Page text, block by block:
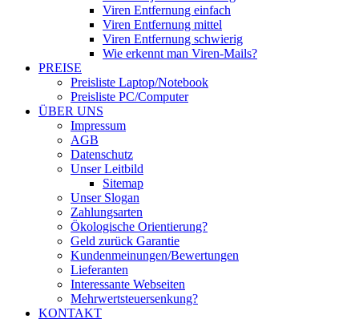
Viren Entfernung einfach
Viren Entfernung mittel
Viren Entfernung schwierig
Wie erkennt man Viren-Mails?
PREISE
Preisliste Laptop/Notebook
Preisliste PC/Computer
ÜBER UNS
Impressum
AGB
Datenschutz
Unser Leitbild
Sitemap
Unser Slogan
Zahlungsarten
Ökologische Orientierung?
Geld zurück Garantie
Kundenmeinungen/Bewertungen
Lieferanten
Interessante Webseiten
Mehrwertsteuersenkung?
KONTAKT